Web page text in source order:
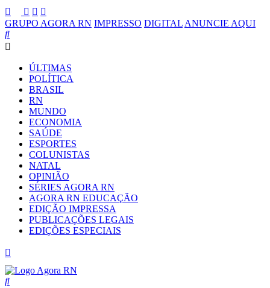
GRUPO AGORA RN IMPRESSO DIGITAL ANUNCIE AQUI
ÚLTIMAS
POLÍTICA
BRASIL
RN
MUNDO
ECONOMIA
SAÚDE
ESPORTES
COLUNISTAS
NATAL
OPINIÃO
SÉRIES AGORA RN
AGORA RN EDUCAÇÃO
EDIÇÃO IMPRESSA
PUBLICAÇÕES LEGAIS
EDIÇÕES ESPECIAIS